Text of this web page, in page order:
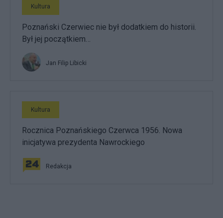
Kultura
Poznański Czerwiec nie był dodatkiem do historii.
Był jej początkiem…
Jan Filip Libicki
Kultura
Rocznica Poznańskiego Czerwca 1956. Nowa
inicjatywa prezydenta Nawrockiego
Redakcja